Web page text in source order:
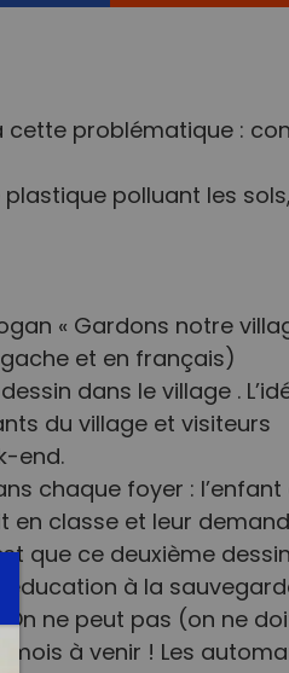
cette problématique :
polluant les
« Gardons notre
et en français)
dans le village .
du village et visiteurs
end.
chaque foyer :
en classe et leur
que ce deuxième
à la
On ne peut pas (on ne
à venir ! Les